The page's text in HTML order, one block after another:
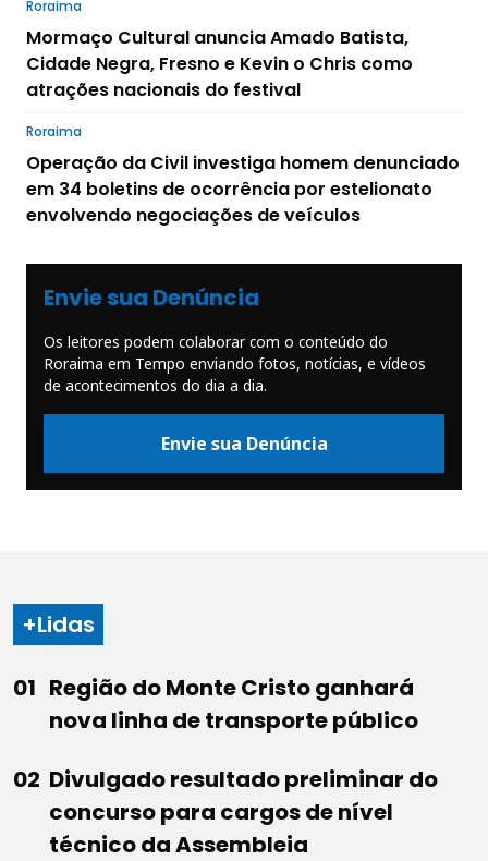
Roraima
Mormaço Cultural anuncia Amado Batista,
Cidade Negra, Fresno e Kevin o Chris como
atrações nacionais do festival
Roraima
Operação da Civil investiga homem denunciado
em 34 boletins de ocorrência por estelionato
envolvendo negociações de veículos
Envie sua Denúncia
Os leitores podem colaborar com o conteúdo do
Roraima em Tempo enviando fotos, notícias, e vídeos
de acontecimentos do dia a dia.
Envie sua Denúncia
+Lidas
Região do Monte Cristo ganhará
nova linha de transporte público
Divulgado resultado preliminar do
concurso para cargos de nível
técnico da Assembleia